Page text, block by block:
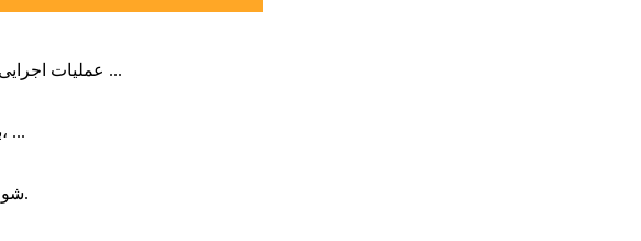
عملیات اجرایی مجتمع فرهنگی و هنری کلور از سال ۱۳۹۳ آغاز شده بود که با عنایت وزیر فرهنگ و ارشاد اسلامی دولت چهاردهم و با ...
بسم الله الرحمن الرحیم انا لله و انا الیه راجعون با نهایت تاثر و تاسف باخبر شدیم هنرمند برجسته ایران و فرزند اردبیل، ...
شورای فرهنگ عمومی اردبیل با توجه به ترکیب اعضا و رویکرد عملیاتی، می‌تواند الگویی برای سایر استان‌های کشور باشد.